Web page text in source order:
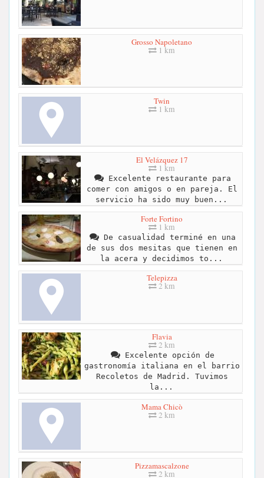
Grosso Napoletano
1 km
Twin
1 km
El Velázquez 17
1 km
Excelente restaurante para
comer con amigos o en pareja. El
servicio ha sido muy buen...
Forte Fortino
1 km
De casualidad terminé en una
de sus dos mesitas que tienen en
la acera y decidimos to...
Telepizza
2 km
Flavia
2 km
Excelente opción de
gastronomía italiana en el barrio
Recoletos de Madrid. Tuvimos
la...
Mama Chicò
2 km
Pizzamascalzone
2 km